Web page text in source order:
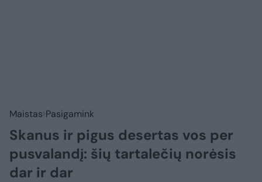
Maistas Pasigamink
Skanus ir pigus desertas vos per
pusvalandį: šių tartalečių norėsis
dar ir dar